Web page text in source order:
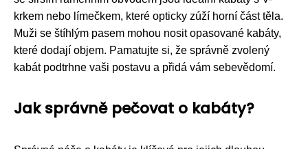
krkem nebo límečkem, které opticky zúží horní část těla.
Muži se štíhlým pasem mohou nosit opasované kabáty,
které dodají objem. Pamatujte si, že správně zvolený
kabát podtrhne vaši postavu a přidá vám sebevědomí.
Jak správně pečovat o kabáty?